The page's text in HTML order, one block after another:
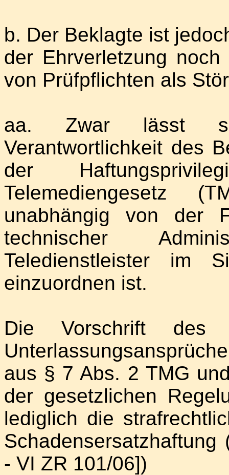
b. Der Beklagte ist
der Ehrverletzung
von Prüfpflichten als
aa. Zwar lässt
Verantwortlichkeit des
der
Telemediengesetz
unabhängig von der
technischer
Teledienstleister
einzuordnen ist.
Die Vorschrift
aus § 7 Abs. 2 TMG
der gesetzlichen
lediglich die
- VI ZR 101/06])